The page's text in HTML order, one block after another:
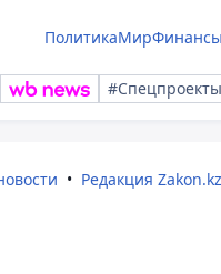
ПолитикаМирФинансы
#Спецпроекты
Редакция Zakon.kz